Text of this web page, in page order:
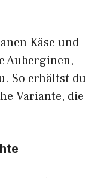
Käse und
Auberginen,
So erhältst du
Variante, die